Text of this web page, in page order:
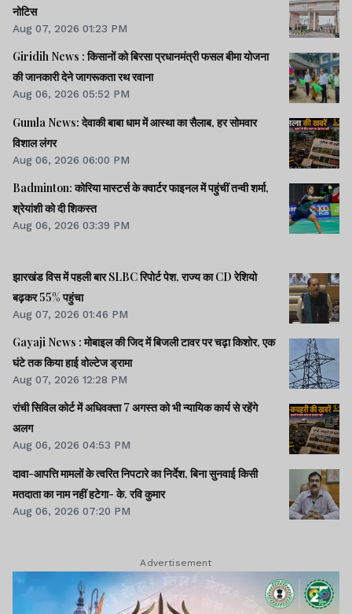
नोटिस
Aug 07, 2026 01:23 PM
Giridih News : किसानों को बिरसा प्रधानमंत्री फसल बीमा योजना
की जानकारी देने जागरूकता रथ रवाना
Aug 06, 2026 05:52 PM
Gumla News: देवाकी बाबा धाम में आस्था का सैलाब, हर सोमवार
विशाल लंगर
Aug 06, 2026 06:00 PM
Badminton: कोरिया मास्टर्स के क्वार्टर फाइनल में पहुंचीं तन्वी शर्मा,
श्रेयांशी को दी शिकस्त
Aug 06, 2026 03:39 PM
झारखंड विस में पहली बार SLBC रिपोर्ट पेश, राज्य का CD रेशियो
बढ़कर 55% पहुंचा
Aug 07, 2026 01:46 PM
Gayaji News : मोबाइल की जिद में बिजली टावर पर चढ़ा किशोर, एक
घंटे तक किया हाई वोल्टेज ड्रामा
Aug 07, 2026 12:28 PM
रांची सिविल कोर्ट में अधिवक्ता 7 अगस्त को भी न्यायिक कार्य से रहेंगे
अलग
Aug 06, 2026 04:53 PM
दावा-आपत्ति मामलों के त्वरित निपटारे का निर्देश, बिना सुनवाई किसी
मतदाता का नाम नहीं हटेगा- के. रवि कुमार
Aug 06, 2026 07:20 PM
Advertisement